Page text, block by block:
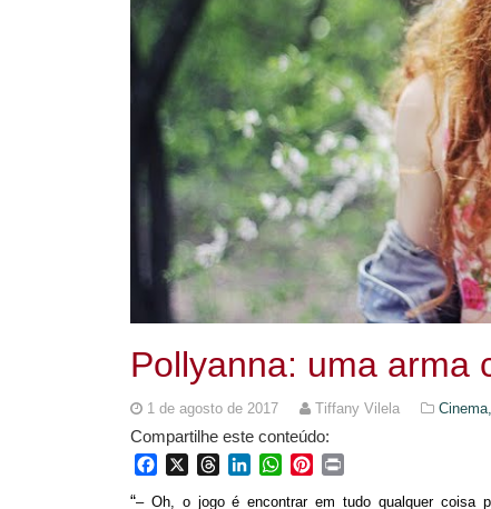
Pollyanna: uma arma
1 de agosto de 2017 Tiffany Vilela
Compartilhe este conteúdo:
FacebookThreadsLinkedInWhatsApp
Pinterest
“– Oh, o jogo é encontrar em tudo qualquer coisa